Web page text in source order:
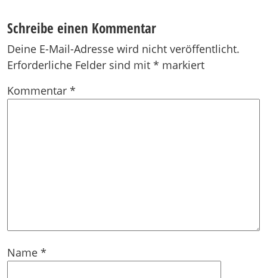
Schreibe einen Kommentar
Deine E-Mail-Adresse wird nicht veröffentlicht.
Erforderliche Felder sind mit * markiert
Kommentar *
Name *